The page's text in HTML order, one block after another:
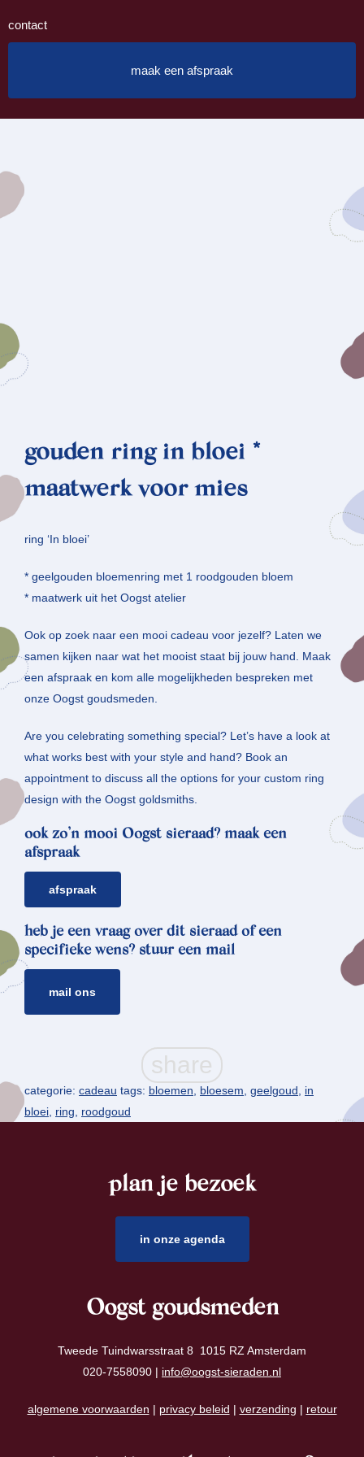
contact
maak een afspraak
gouden ring in bloei *
maatwerk voor mies
ring ‘In bloei’
* geelgouden bloemenring met 1 roodgouden bloem
* maatwerk uit het Oogst atelier
Ook op zoek naar een mooi cadeau voor jezelf? Laten we
samen kijken naar wat het mooist staat bij jouw hand. Maak
een afspraak en kom alle mogelijkheden bespreken met
onze Oogst goudsmeden.
Are you celebrating something special? Let’s have a look at
what works best with your style and hand? Book an
appointment to discuss all the options for your custom ring
design with the Oogst goldsmiths.
ook zo’n mooi Oogst sieraad? maak een
afspraak
afspraak
heb je een vraag over dit sieraad of een
specifieke wens? stuur een mail
mail ons
categorie: cadeau tags: bloemen, bloesem, geelgoud, in
bloei, ring, roodgoud
plan je bezoek
in onze agenda
Oogst goudsmeden
Tweede Tuindwarsstraat 8 1015 RZ Amsterdam
020-7558090 | info@oogst-sieraden.nl
algemene voorwaarden | privacy beleid | verzending | retour